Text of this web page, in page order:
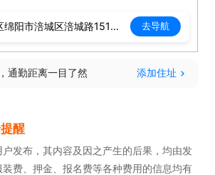
绵阳市涪城区绵阳市涪城区涪城路151号滨江大厦二楼（康姿百德店） 去导航
通勤距离一目了然 添加住址
醒
发布，其内容及因之产生的后果，均由发
费、押金、报名费等各种费用的信息均有